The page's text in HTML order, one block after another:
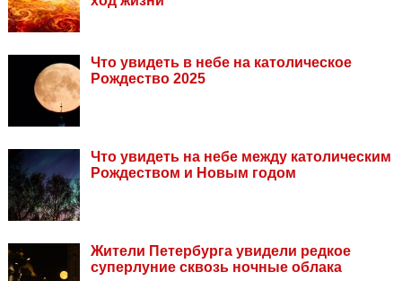
Что увидеть в небе на католическое
Рождество 2025
Что увидеть на небе между католическим
Рождеством и Новым годом
Жители Петербурга увидели редкое
суперлуние сквозь ночные облака